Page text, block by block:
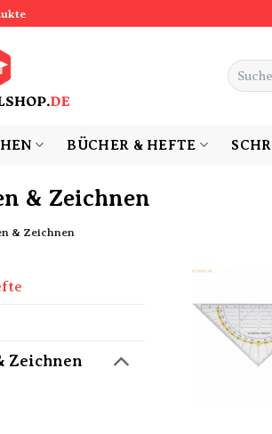
Suchen
nach:
BÜCHER & HEFTE
& Zeichnen
& Zeichnen
Zeichnen